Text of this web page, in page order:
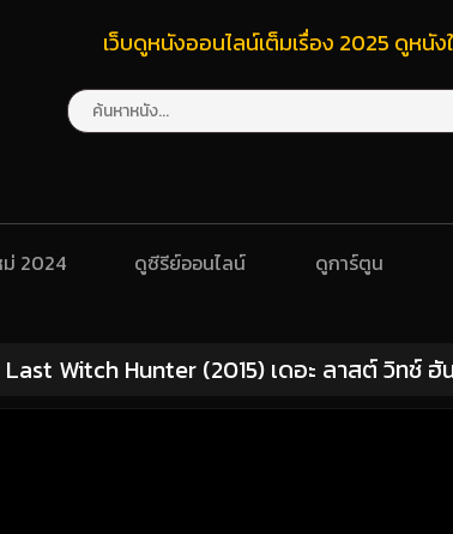
เว็บดูหนังออนไลน์เต็มเรื่อง 2025 ดูหนั
2024 ดูซีรีย์ออนไลน์ ดูการ์ตูน
Last Witch Hunter (2015) เดอะ ลาสต์ วิทช์